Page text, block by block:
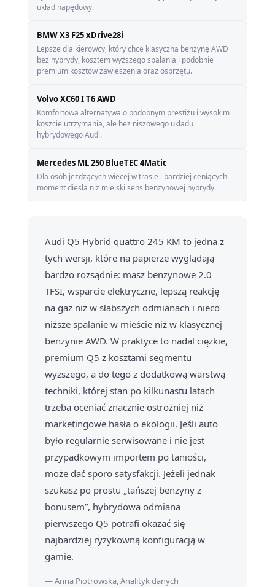
układ napędowy.
BMW X3 F25 xDrive28i
Lepsze dla kierowcy, który chce klasyczną benzynę AWD
bez hybrydy, kosztem wyższego spalania i podobnie
premium kosztów zawieszenia oraz osprzętu.
Volvo XC60 I T6 AWD
Komfortowa alternatywa o podobnym prestiżu i wysokim
koszcie utrzymania, ale bez niszowego układu
hybrydowego Audi.
Mercedes ML 250 BlueTEC 4Matic
Dla osób jeżdżących więcej w trasie i bardziej ceniących
moment diesla niż miejski sens benzynowej hybrydy.
Audi Q5 Hybrid quattro 245 KM to jedna z
tych wersji, które na papierze wyglądają
bardzo rozsądnie: masz benzynowe 2.0
TFSI, wsparcie elektryczne, lepszą reakcję
na gaz niż w słabszych odmianach i nieco
niższe spalanie w mieście niż w klasycznej
benzynie AWD. W praktyce to nadal ciężkie,
premium Q5 z kosztami segmentu
wyższego, a do tego z dodatkową warstwą
techniki, której stan po kilkunastu latach
trzeba oceniać znacznie ostrożniej niż
marketingowe hasła o ekologii. Jeśli auto
było regularnie serwisowane i nie jest
przypadkowym importem po taniości,
może dać sporo satysfakcji. Jeżeli jednak
szukasz po prostu „tańszej benzyny z
bonusem”, hybrydowa odmiana
pierwszego Q5 potrafi okazać się
najbardziej ryzykowną konfiguracją w
gamie.
— Anna Piotrowska, Analityk danych